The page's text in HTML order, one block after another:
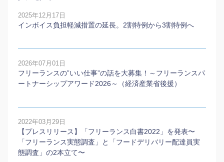
2025年12月17日
インボイス負担軽減措置の延長。2割特例から3割特例へ
2026年07月01日
フリーランスの”いい仕事”の話を大募集！～フリーランスパ
ートナーシップアワード2026～（経済産業省後援）
2022年03月29日
【プレスリリース】「フリーランス白書2022」を発表〜
「フリーランス実態調査」と「フードデリバリー配達員実
態調査」の2本⽴て〜